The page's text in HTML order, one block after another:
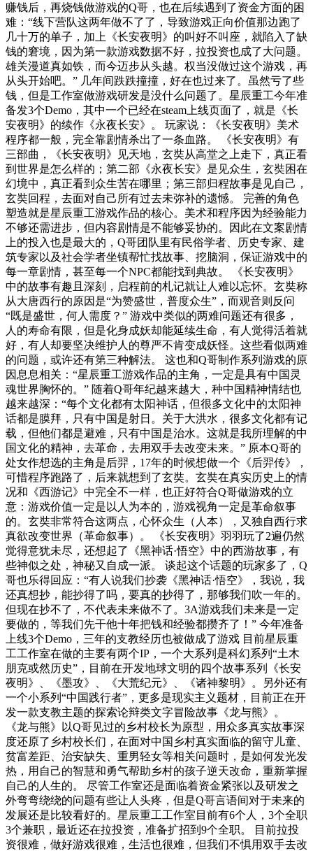
赚钱后，再烧钱做游戏的Q哥，也在后续遇到了资金方面的困
难：“线下营队这两年做不了了，导致游戏正向价值那边跑了
几十万的单子，加上《长安夜明》的叫好不叫座，就陷入了缺
钱的窘境，因为第一款游戏数据不好，拉投资也成了大问题。
雄关漫道真如铁，而今迈步从头越。权当没做过这个游戏，再
从头开始吧。” 几年间跌跌撞撞，好在也过来了。虽然亏了些
钱，但是工作室做游戏研发是没什么问题了。星辰重工今年准
备发3个Demo，其中一个已经在steam上线页面了，就是《长
安夜明》的续作《永夜长安》。 玩家说：《长安夜明》美术
程序都一般，完全靠剧情杀出了一条血路。 《长安夜明》有
三部曲，《长安夜明》见天地，玄奘从高堂之上走下，真正看
到世界是怎么样的；第二部《永夜长安》是见众生，玄奘困在
幻境中，真正看到众生苦在哪里；第三部归程故事是见自己，
玄奘回程，去面对自己所有过去未弥补的遗憾。 完善的角色
塑造就是星辰重工游戏作品的核心。美术和程序因为经验能力
不够还需进步，但内容剧情是不能够妥协的。因此在文案剧情
上的投入也是最大的，Q哥团队里有民俗学者、历史专家、建
筑专家以及社会学者坐镇帮忙找故事、挖脑洞，保证游戏中的
每一章剧情，甚至每一个NPC都能找到典故。 《长安夜明》
中的故事有趣且深刻，启程前的札记就让人难以忘怀。玄奘称
从大唐西行的原因是“为赞盛世，普度众生”，而观音则反问
“既是盛世，何人需度？” 游戏中类似的两难问题还有很多，
人的寿命有限，但是化身成妖却能延续生命，有人觉得活着就
好，有人却要坚决维护人的尊严不肯变成妖怪。这些看似两难
的问题，或许还有第三种解法。 这也和Q哥制作系列游戏的原
因息息相关：“星辰重工游戏作品的主角，一定是具有中国灵
魂世界胸怀的。” 随着Q哥年纪越来越大，种中国精神情结也
越来越深：“每个文化都有太阳神话，但很多文化中的太阳神
话都是膜拜，只有中国是射日。关于大洪水，很多文化都有记
载，但他们都是避难，只有中国是治水。这就是我所理解的中
国文化的精神，去革命，去用双手去改变未来。” 原本Q哥的
处女作想选的主角是后羿，17年的时候想做一个《后羿传》，
可惜程序跑路了，后来就想到了玄奘。玄奘在真实历史上的情
况和《西游记》中完全不一样，也正好符合Q哥做游戏的立
意：游戏价值一定是以人为本的，游戏视角一定是革命叙事
的。玄奘非常符合这两点，心怀众生（人本），又独自西行求
真欲改变世界（革命叙事）。 《长安夜明》羽羽玩了2遍仍然
觉得意犹未尽，还想起了《黑神话·悟空》中的西游故事，有
些神似之处，神秘又自成一派。 谈起这个话题的玩家多了，Q
哥也乐得回应：“有人说我们抄袭《黑神话·悟空》，我说，我
还真想抄，能抄得了吗，要真的抄得了，那够我们吹一年的。
但现在抄不了，不代表未来做不了。3A游戏我们未来是一定
要做的，等我们先干他十年把钱和经验都攒齐了！” 今年准备
上线3个Demo，三年的支教经历也被做成了游戏 目前星辰重
工工作室在做的主要有两个IP，一个大系列是科幻系列“土木
朋克或然历史”，目前在开发地球文明的四个故事系列《长安
夜明》、《墨攻》、《大荒纪元》、《诸神黎明》。另外还有
一个小系列“中国践行者”，更多是现实主义题材，目前正在开
发一款支教主题的探索论辩类文字冒险故事《龙与熊》。
《龙与熊》以Q哥见过的乡村校长为原型，用众多真实故事深
度还原了乡村校长们，在面对中国乡村真实面临的留守儿童、
贫富差距、治安缺失、重男轻女等相关问题时，是如何发光发
热，用自己的智慧和勇气帮助乡村的孩子逆天改命，重新掌握
自己的人生的。 尽管工作室还是面临着资金紧张以及研发之
外弯弯绕绕的问题有些让人头疼，但是Q哥言语间对于未来的
发展还是比较看好的。星辰重工工作室目前有6个人，3个全职
3个兼职，最近还在拉投资，准备扩招到9个全职。 目前拉投
资很难，做好游戏很难，生活也很难，但我们不惧用双手去改